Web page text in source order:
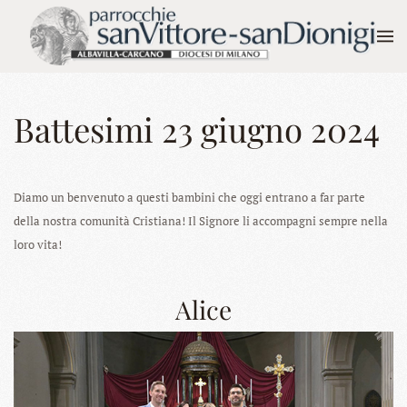
Skip to main content
Battesimi 23 giugno 2024
Diamo un benvenuto a questi bambini che oggi entrano a far parte
della nostra comunità Cristiana! Il Signore li accompagni sempre nella
loro vita!
Alice